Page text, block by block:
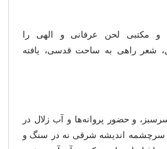
و مکتبی لحن عرفانی و الهی را
شعر راهی به ساحت قدسی، یافته
و حضور پروانه‌ها و آب زلال در
سرچشمه اندیشه شرقی نه در سنگ و